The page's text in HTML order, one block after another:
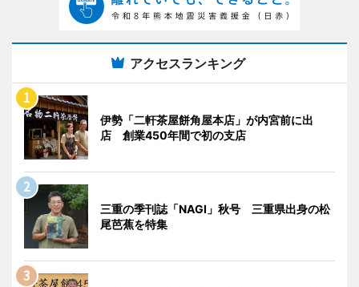
アクセスランキング
伊勢「二軒茶屋餅角屋本店」が内宮前に出
店 創業450年間で初の支店
三重の季刊誌「NAGI」秋号 三重県出身の松
尾芭蕉を特集